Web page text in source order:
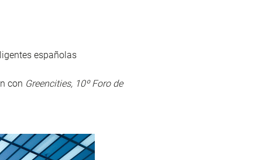
españolas
con Greencities, 10º Foro de